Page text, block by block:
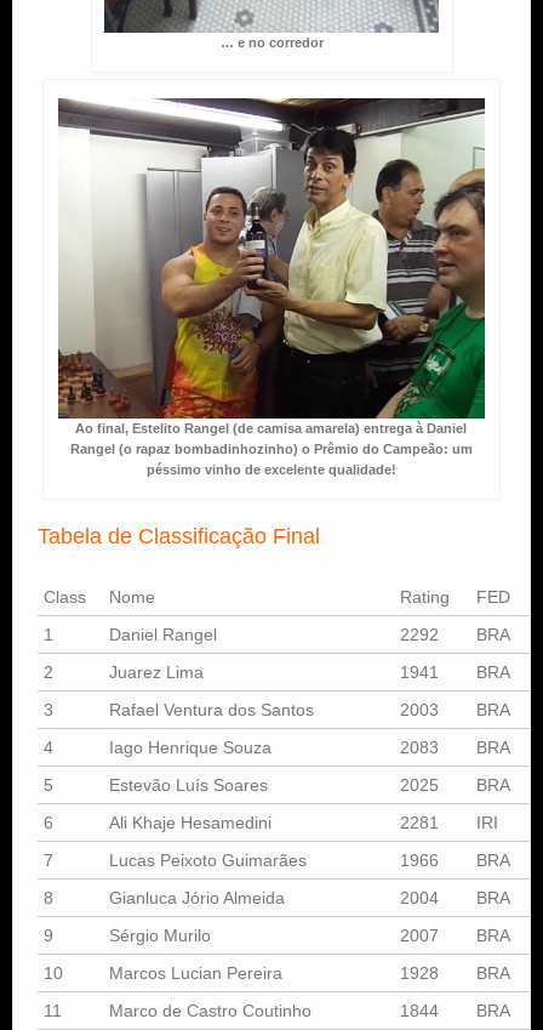
… e no corredor
Ao final, Estelito Rangel (de camisa amarela) entrega à Daniel
Rangel (o rapaz bombadinhozinho) o Prêmio do Campeão: um
péssimo vinho de excelente qualidade!
Tabela de Classificação Final
Class Nome Rating FED
1
Daniel Rangel 2292 BRA
2
Juarez Lima 1941 BRA
3
Rafael Ventura dos Santos 2003 BRA
4
Iago Henrique Souza 2083 BRA
5
Estevão Luís Soares 2025 BRA
6
Ali Khaje Hesamedini 2281 IRI
7
Lucas Peixoto Guimarães 1966 BRA
8
Gianluca Jório Almeida 2004 BRA
9
Sérgio Murilo 2007 BRA
10
Marcos Lucian Pereira 1928 BRA
11
Marco de Castro Coutinho 1844 BRA